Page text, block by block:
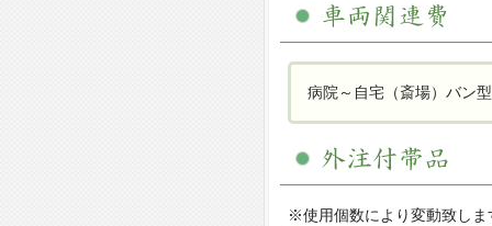
病院～自宅（斎場）バン
※使用個数により変動致しま